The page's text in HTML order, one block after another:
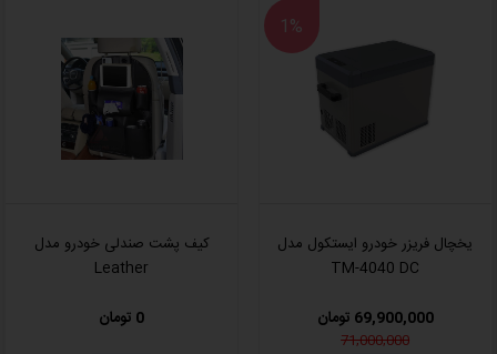
1%
یخچال فریزر خودرو ایستکول مدل
TM-4040 DC
69,900,000 تومان
71,000,000
کیف پشت صندلی خودرو مدل
Leather
0 تومان